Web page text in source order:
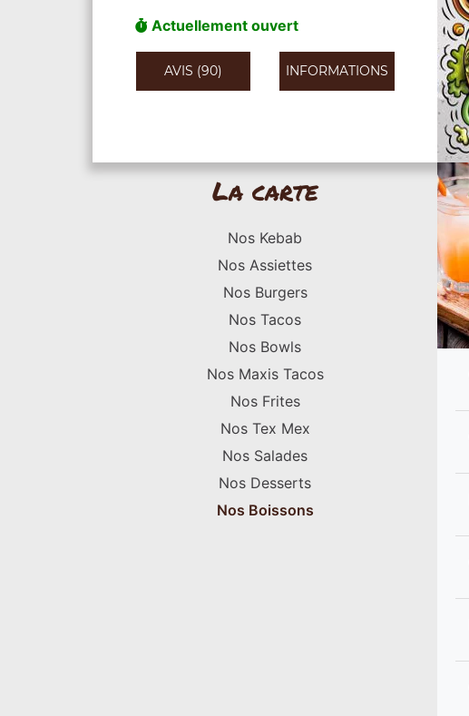
Actuellement ouvert
AVIS (90) INFORMATIONS
La carte
Nos Kebab
Nos Assiettes
Nos Burgers
Nos Tacos
Nos Bowls
Nos Maxis Tacos
Nos Frites
Nos Tex Mex
Nos Salades
Nos Desserts
Nos Boissons